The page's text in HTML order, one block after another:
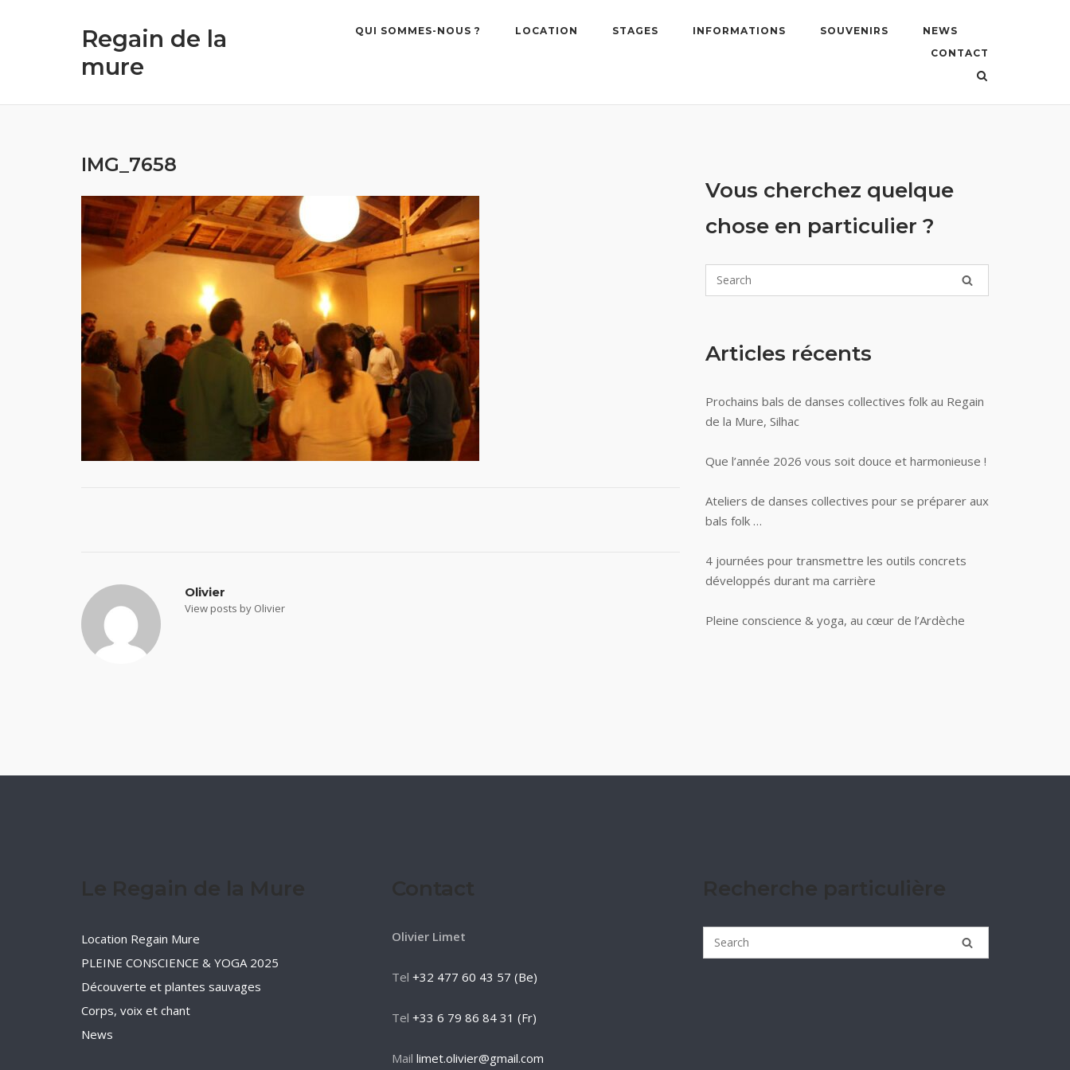
Regain de la
mure
QUI SOMMES-NOUS ? LOCATION STAGES INFORMATIONS SOUVENIRS
NEWS
CONTACT
IMG_7658
Olivier
View posts by Olivier
Vous cherchez quelque
chose en particulier ?
Articles récents
Prochains bals de danses collectives folk au Regain
de la Mure, Silhac
Que l’année 2026 vous soit douce et harmonieuse !
Ateliers de danses collectives pour se préparer aux
bals folk …
4 journées pour transmettre les outils concrets
développés durant ma carrière
Pleine conscience & yoga, au cœur de l’Ardèche
Location Regain Mure
PLEINE CONSCIENCE & YOGA 2025
Découverte et plantes sauvages
Corps, voix et chant
News
Olivier Limet
Tel+32 477 60 43 57 (Be)
Tel+33 6 79 86 84 31 (Fr)
Maillimet.olivier@gmail.com